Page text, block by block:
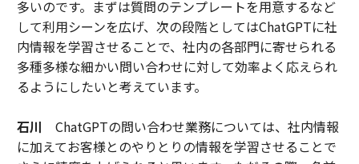
多いのです。まずは質問のテンプレートを用意するなど
して利用シーンを広げ、次の段階としてはChatGPTに社
内情報を学習させることで、社内の各部門に寄せられる
多種多様な細かい問い合わせに対して効率よく応えられ
るようにしたいと考えています。
石川 ChatGPTの問い合わせ業務については、社内情報
に加えてお客様とのやりとりの情報を学習させることで